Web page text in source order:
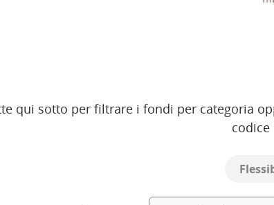
qui sotto per filtrare i fondi per categoria
codice